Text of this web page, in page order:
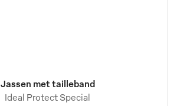
Jassen met tailleband
Ideal Protect Special